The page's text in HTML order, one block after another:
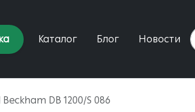
Каталог Блог
Новости
Beckham DB 1200/S 086